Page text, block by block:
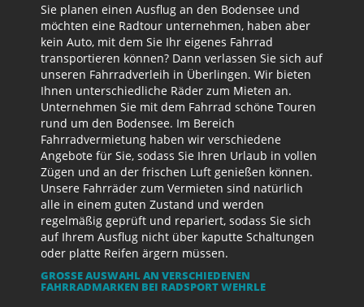
Sie planen einen Ausflug an den Bodensee und
möchten eine Radtour unternehmen, haben aber
kein Auto, mit dem Sie Ihr eigenes Fahrrad
transportieren können? Dann verlassen Sie sich auf
unseren Fahrradverleih in Überlingen. Wir bieten
Ihnen unterschiedliche Räder zum Mieten an.
Unternehmen Sie mit dem Fahrrad schöne Touren
rund um den Bodensee. Im Bereich
Fahrradvermietung haben wir verschiedene
Angebote für Sie, sodass Sie Ihren Urlaub in vollen
Zügen und an der frischen Luft genießen können.
Unsere Fahrräder zum Vermieten sind natürlich
alle in einem guten Zustand und werden
regelmäßig geprüft und repariert, sodass Sie sich
auf Ihrem Ausflug nicht über kaputte Schaltungen
oder platte Reifen ärgern müssen.
GROSSE AUSWAHL AN VERSCHIEDENEN F
AHRRADMARKEN BEI RADSPORT WEHRLE